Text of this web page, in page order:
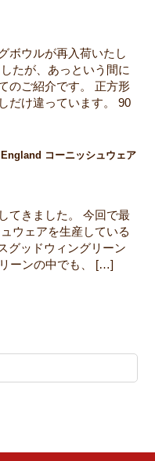
ボウルが再入荷いたし
たが、あっという間に
のご紹介です。 正方形
だけ違っています。 90
コーニッシュウェア
てきました。 今回で最
ウェアを生産している
グッドウィングリーン
ーンの中でも、 […]